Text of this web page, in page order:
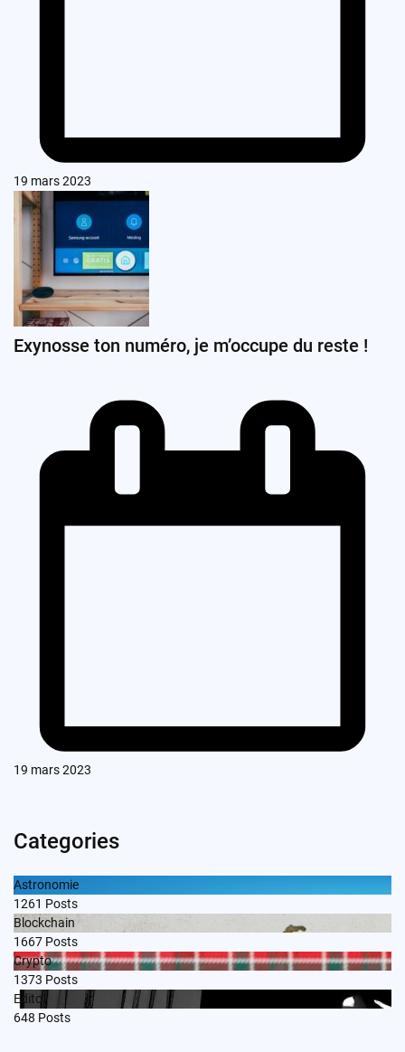
19 mars 2023
Exynosse ton numéro, je m’occupe du reste !
19 mars 2023
Categories
Astronomie
1261 Posts
Blockchain
1667 Posts
Crypto
1373 Posts
Edito
648 Posts